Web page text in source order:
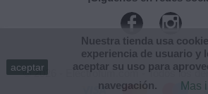
Facebook
aceptar
Nuestra tienda usa
experiencia de usuario y
aceptar su uso para
navegación.
Mas
© 2026 - Electrofum.com - Todos los